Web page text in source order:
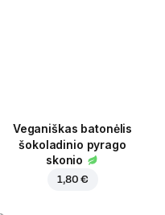
Veganiškas batonėlis
šokoladinio pyrago
skonio
1,80 €